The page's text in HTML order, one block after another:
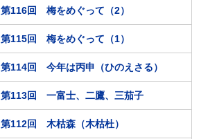
第116回 梅をめぐって（2）
第115回 梅をめぐって（1）
第114回 今年は丙申（ひのえさる）
第113回 一富士、二鷹、三茄子
第112回 木枯森（木枯杜）